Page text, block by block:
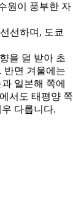
원이 풍부한 자
선하며, 도쿄
을 덜 받아 초
반면 겨울에는
일본해 쪽에
서도 태평양 쪽
다릅니다.